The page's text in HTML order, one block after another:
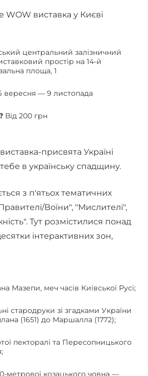
центральний залізничний
простір на 14-й
площа, 1
вересня — 9 листопада
Від 200 грн
присвята Україні
в українську спадщину.
з п'ятьох тематичних
Воїни", "Мислителі",
Тут розмістилися понад
інтерактивних зон,
Мазепи, меч часів Київської Русі;
стародруки зі згадками України
(1651) до Маршалла (1772);
пекторалі та Пересопницького
метрової козацького човна —